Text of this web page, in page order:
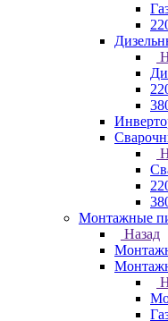
Монтажные
Назад